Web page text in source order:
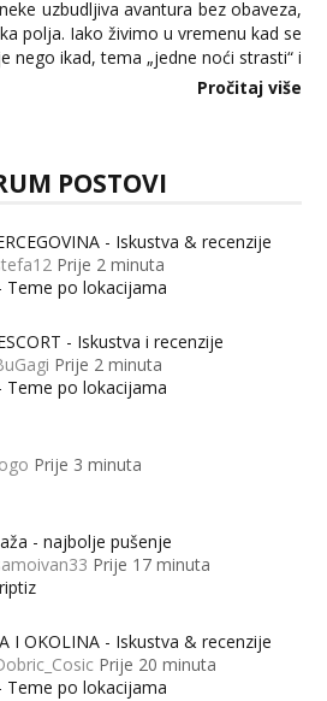
uzbudljiva avantura bez obaveza,
polja. Iako živimo u vremenu kad se
nego ikad, tema „jedne noći strasti“ i
Što zapravo misle žene, a što
Pročitaj više
POSTOVI
- Iskustva & recenzije
Prije 2 minuta
Teme po lokacijama
- Iskustva i recenzije
Prije 2 minuta
Teme po lokacijama
Prije 3 minuta
- najbolje pušenje
Prije 17 minuta
I OKOLINA - Iskustva & recenzije
Prije 20 minuta
Teme po lokacijama